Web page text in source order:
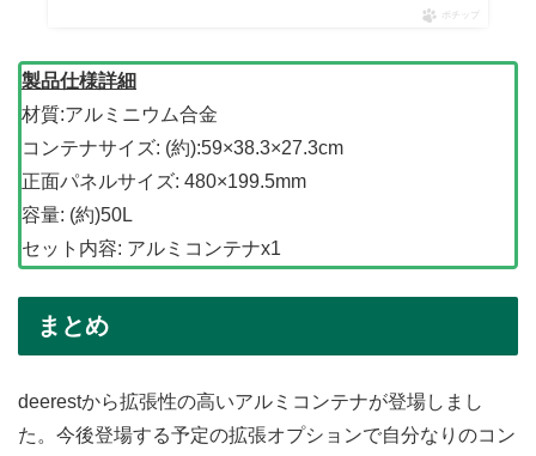
ポチップ
製品仕様詳細
材質:アルミニウム合金
コンテナサイズ: (約):59×38.3×27.3cm
正面パネルサイズ: 480×199.5mm
容量: (約)50L
セット内容: アルミコンテナx1
まとめ
deerestから拡張性の高いアルミコンテナが登場しまし
た。今後登場する予定の拡張オプションで自分なりのコン